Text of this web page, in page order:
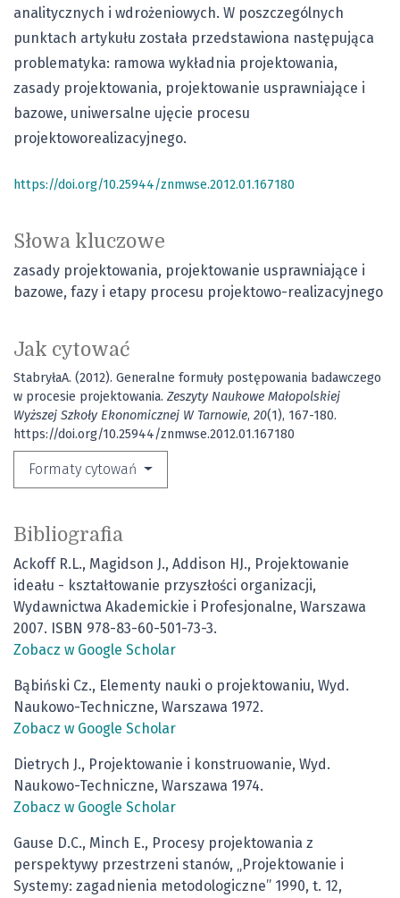
Słowa kluczowe
zasady projektowania projektowanie usprawniające i
bazowe fazy i etapy procesu projektowo-realizacyjnego
Jak cytować
StabryłaA. (2012). Generalne formuły postępowania badawczego
w procesie projektowania. Zeszyty Naukowe Małopolskiej
Wyższej Szkoły Ekonomicznej W Tarnowie, 20(1), 167-180.
https://doi.org/10.25944/znmwse.2012.01.167180
Formaty cytowań
analitycznych i wdrożeniowych. W poszczególnych
punktach artykułu została przedstawiona następująca
problematyka: ramowa wykładnia projektowania,
zasady projektowania, projektowanie usprawniające i
bazowe, uniwersalne ujęcie procesu
projektoworealizacyjnego.
https://doi.org/10.25944/znmwse.2012.01.167180
Bibliografia
Ackoff R.L., Magidson J., Addison HJ., Projektowanie
ideału - kształtowanie przyszłości organizacji,
Wydawnictwa Akademickie i Profesjonalne, Warszawa
2007. ISBN 978-83-60-501-73-3.
Zobacz w Google Scholar
Bąbiński Cz., Elementy nauki o projektowaniu, Wyd.
Naukowo-Techniczne, Warszawa 1972.
Zobacz w Google Scholar
Dietrych J., Projektowanie i konstruowanie, Wyd.
Naukowo-Techniczne, Warszawa 1974.
Zobacz w Google Scholar
Gause D.C., Minch E., Procesy projektowania z
perspektywy przestrzeni stanów, „Projektowanie i
Systemy: zagadnienia metodologiczne” 1990, t. 12,